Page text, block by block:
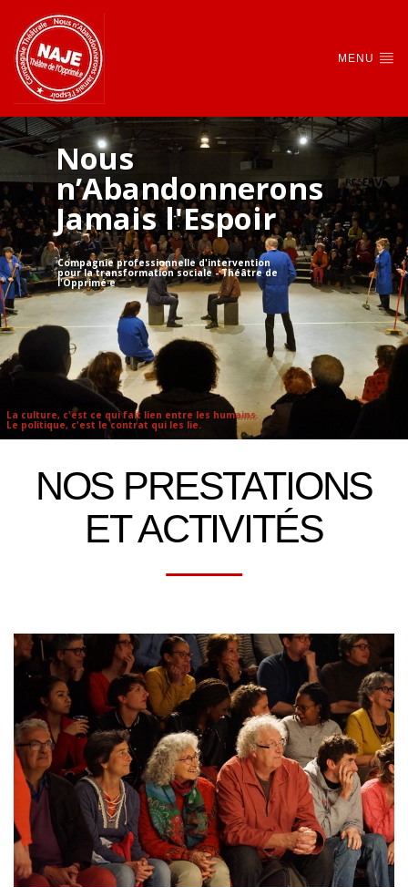
MENU
La culture, c'est ce qui fait lien entre les humains.
Le politique, c'est le contrat qui les lie.
Nous
n’Abandonnerons
Jamais l'Espoir
Compagnie professionnelle d'intervention
pour la transformation sociale - Théâtre de
l'Opprimé·e
NOS PRESTATIONS
ET ACTIVITÉS